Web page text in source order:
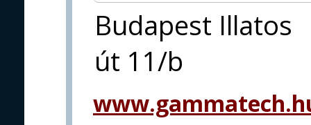
Budapest Illatos
út 11/b